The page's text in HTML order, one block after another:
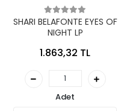
SHARI BELAFONTE EYES OF
NIGHT LP
1.863,32 TL
Adet